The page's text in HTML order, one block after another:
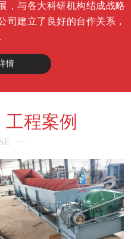
与各大科研机构结成战略
司建立了良好的台作关系，
情
工程案例